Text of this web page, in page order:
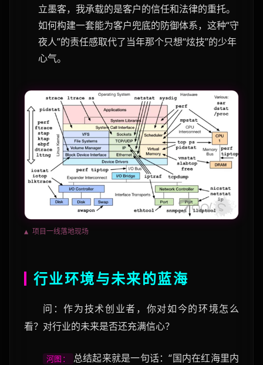
立墨客，我承载的是客户的信任和法律的重托。
如何构建一套能为客户兜底的防御体系，这种“守
夜人”的责任感取代了当年那个只想“炫技”的少年
心气。
▲ 项目一线落地现场
行业环境与未来的蓝海
问：作为技术创业者，你对如今的环境怎么
看？对行业的未来是否还充满信心？
河图：
总结起来就是一句话：“国内在红海里内